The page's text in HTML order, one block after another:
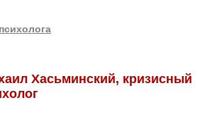
Хасьминский, кризисный